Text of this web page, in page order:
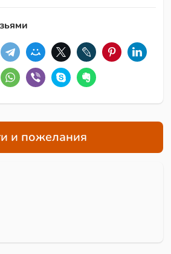
и пожелания